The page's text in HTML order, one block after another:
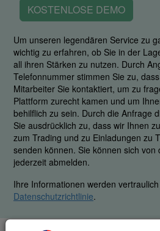
KOSTENLOSE DEMO
Um unseren legendären Service zu
wichtig zu erfahren, ob Sie in der
all ihren Stärken zu nutzen. Durch
Telefonnummer stimmen Sie zu,
Mitarbeiter Sie kontaktiert, um zu
Plattform zurecht kamen und um
behilflich zu sein. Durch die Anfrage
Sie ausdrücklich zu, dass wir Ihnen
zum Trading und zu Einladungen zu
senden können. Sie können sich von
jederzeit abmelden.
Ihre Informationen werden
Datenschutzrichtlinie.